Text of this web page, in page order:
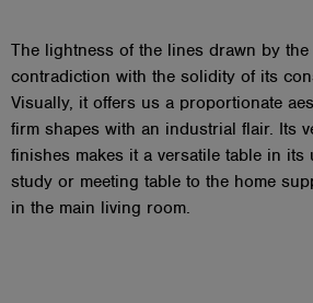
The lightness of the lines drawn by
contradiction with the solidity of its
Visually, it offers us a proportionate
firm shapes with an industrial flair. Its
finishes makes it a versatile table in its
study or meeting table to the home
in the main living room.